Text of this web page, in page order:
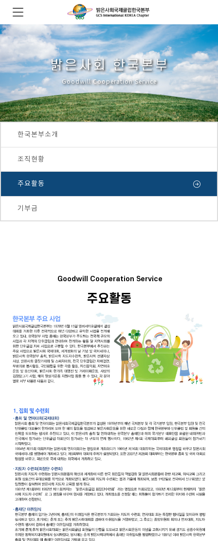
밝은사회 한국본부
Goodwill Cooperation Service
한국본부소개
조직현황
주요활동
기부금
Goodwill Cooperation Service
주요활동